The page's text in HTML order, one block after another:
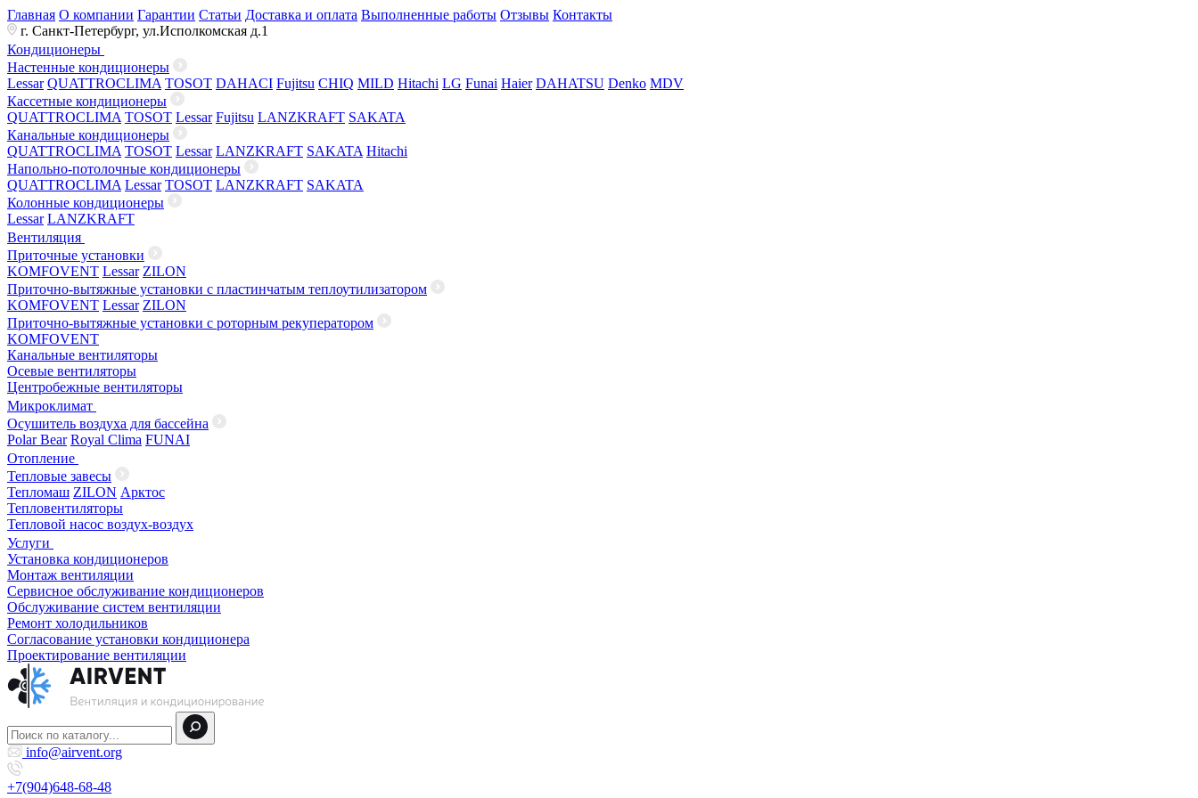
Главная О компании Гарантии Статьи Доставка и оплата Выполненные работы Отзывы Контакты
г. Санкт-Петербург, ул.Исполкомская д.1
Кондиционеры
Настенные кондиционеры
Lessar QUATTROCLIMA TOSOT DAHACI Fujitsu CHIQ MILD Hitachi LG Funai Haier DAHATSU Denko MDV
Кассетные кондиционеры
QUATTROCLIMA TOSOT Lessar Fujitsu LANZKRAFT SAKATA
Канальные кондиционеры
QUATTROCLIMA TOSOT Lessar LANZKRAFT SAKATA Hitachi
Напольно-потолочные кондиционеры
QUATTROCLIMA Lessar TOSOT LANZKRAFT SAKATA
Колонные кондиционеры
Lessar LANZKRAFT
Вентиляция
Приточные установки
KOMFOVENT Lessar ZILON
Приточно-вытяжные установки с пластинчатым теплоутилизатором
KOMFOVENT Lessar ZILON
Приточно-вытяжные установки с роторным рекуператором
KOMFOVENT
Канальные вентиляторы
Осевые вентиляторы
Центробежные вентиляторы
Микроклимат
Осушитель воздуха для бассейна
Polar Bear Royal Clima FUNAI
Отопление
Тепловые завесы
Тепломаш ZILON Арктос
Тепловентиляторы
Тепловой насос воздух-воздух
Услуги
Установка кондиционеров
Монтаж вентиляции
Сервисное обслуживание кондиционеров
Обслуживание систем вентиляции
Ремонт холодильников
Согласование установки кондиционера
Проектирование вентиляции
info@airvent.org
+7(904)648-68-48